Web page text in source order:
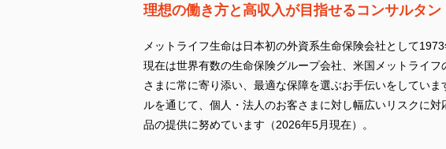
理想の働き方と高収入が目指せるコンサルタン
メットライフ生命は日本初の外資系生命保険会社として1973
現在は世界有数の生命保険グループ会社、米国メットライフ
さまに常に寄り添い、最適な保障を選ぶお手伝いをしていま
ルを通じて、個人・法人のお客さまに対し幅広いリスクに
品の提供に努めています（2026年5月現在）。